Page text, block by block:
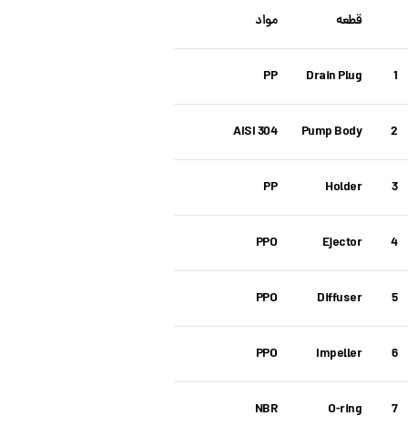
قطعه مواد
1
Drain Plug
PP
2
Pump Body
AISI 304
3
Holder
PP
4
Ejector
PPO
5
Diffuser
PPO
6
Impeller
PPO
7
O-ring
NBR